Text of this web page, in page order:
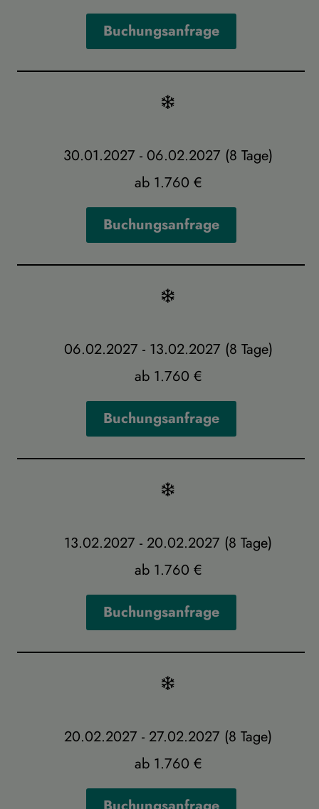
Buchungsanfrage
30.01.2027 - 06.02.2027 (8 Tage)
ab 1.760 €
Buchungsanfrage
06.02.2027 - 13.02.2027 (8 Tage)
ab 1.760 €
Buchungsanfrage
13.02.2027 - 20.02.2027 (8 Tage)
ab 1.760 €
Buchungsanfrage
20.02.2027 - 27.02.2027 (8 Tage)
ab 1.760 €